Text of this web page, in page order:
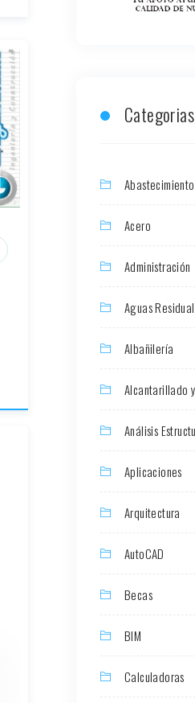
Categorias
Acero
Administración
Aguas
Albañilería
Alcantarillado
Análisis
Aplicaciones
Arquitectura
AutoCAD
Becas
BIM
Calculadoras